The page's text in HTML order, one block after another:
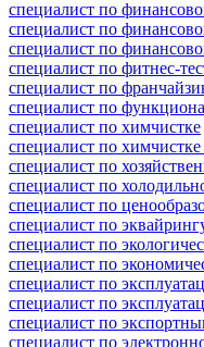
специалист по
специалист по
специалист по
специалист по фитнес-
специалист по
специалист по
специалист по химчистке
специалист по
специалист по
специалист по
специалист по
специалист по
специалист по
специалист по
специалист по
специалист по
специалист по
специалист по